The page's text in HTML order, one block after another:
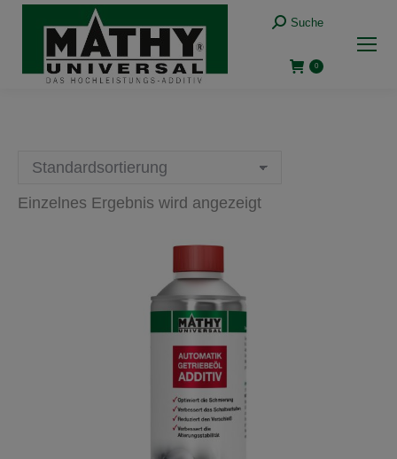
Suche:
Suche
0
Einzelnes Ergebnis wird angezeigt